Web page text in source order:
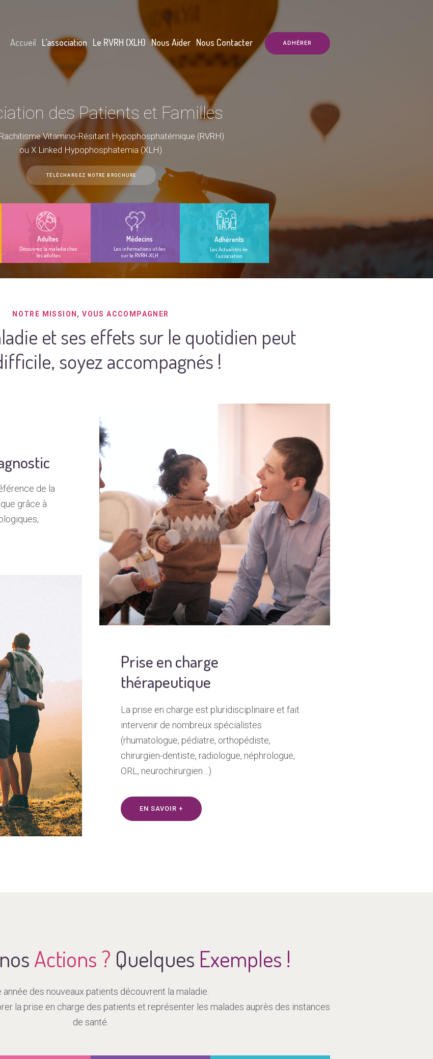
ADHÉRER
Accueil L’association Le RVRH (XLH) Nous Aider Nous Contacter
Découvrez la maladie chez
les adultes
Les informations utiles
sur le RVRH-XLH
Les Actualités de
l’association
Adhérents
Médecins
Adultes
des Patients et Familles
Vitamino-Résitant Hypophosphatémique (RVRH)
ou X Linked Hypophosphatemia (XLH)
TÉLÉCHARGEZ NOTRE BROCHURE
NOTRE MISSION, VOUS ACCOMPAGNER
et ses effets sur le quotidien peut
soyez accompagnés !
de la
grâce à
Prise en charge
thérapeutique
La prise en charge est pluridisciplinaire et fait
intervenir de nombreux spécialistes
(rhumatologue, pédiatre, orthopédiste,
chirurgien-dentiste, radiologue, néphrologue,
ORL, neurochirurgien…)
EN SAVOIR +
Actions ? Quelques Exemples !
année des nouveaux patients découvrent la maladie.
la prise en charge des patients et représenter les malades auprès des instances
de santé.